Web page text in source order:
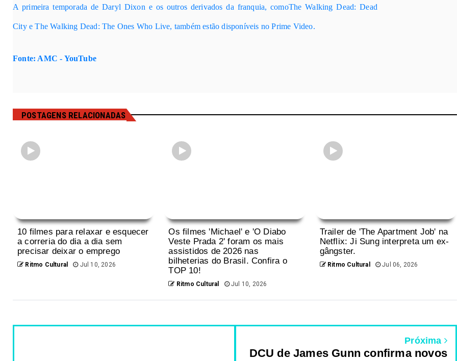
A primeira temporada deDaryl Dixon e os outros derivados da franquia, comoThe Walking Dead: Dead
CityeThe Walking Dead: The Ones Who Live, também estão disponíveis no Prime Video.
Fonte: AMC - YouTube
POSTAGENS RELACIONADAS
10 filmes para relaxar e esquecer
a correria do dia a dia sem
precisar deixar o emprego
Ritmo Cultural Jul 10, 2026
Os filmes 'Michael' e 'O Diabo
Veste Prada 2' foram os mais
assistidos de 2026 nas
bilheterias do Brasil. Confira o
TOP 10!
Ritmo Cultural Jul 10, 2026
Trailer de 'The Apartment Job' na
Netflix: Ji Sung interpreta um ex-
gângster.
Ritmo Cultural Jul 06, 2026
Próxima
DCU de James Gunn confirma novos